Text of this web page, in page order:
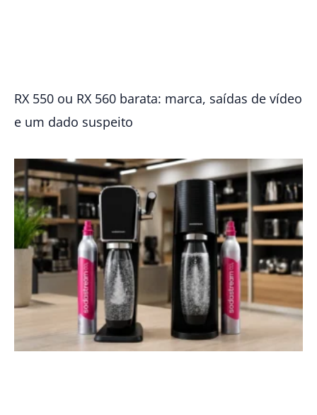
RX 550 ou RX 560 barata: marca, saídas de vídeo
e um dado suspeito